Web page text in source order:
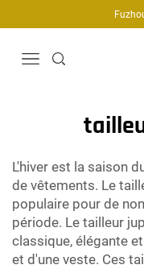
L'hiver est la saison
de vêtements. Le
populaire pour de
période. Le tailleur
classique, élégante
et d'une veste. Ces